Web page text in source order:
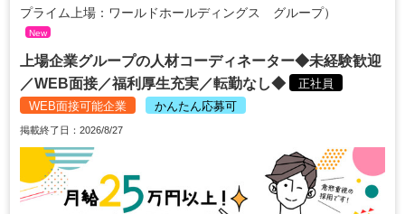
プライム上場：ワールドホールディングス グループ）
New
上場企業グループの人材コーディネーター◆未経験歓迎
／WEB面接／福利厚生充実／転勤なし◆
正社員
WEB面接可能企業
かんたん応募可
掲載終了日：2026/8/27